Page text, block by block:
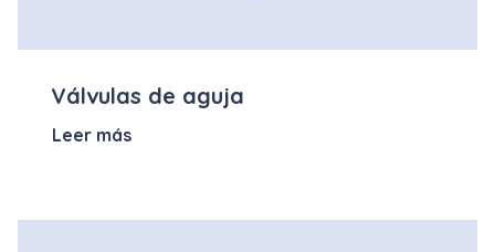
Válvulas de aguja
Leer más